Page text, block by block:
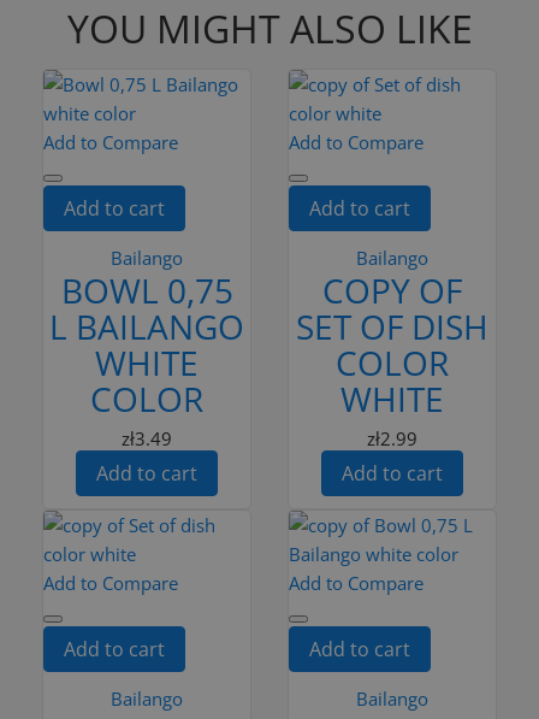
YOU MIGHT ALSO LIKE
Add to Compare
Add to cart
Bailango
BOWL 0,75
L BAILANGO
WHITE
COLOR
zł3.49
Add to cart
Add to Compare
Add to cart
Bailango
COPY OF
SET OF DISH
COLOR
WHITE
zł2.99
Add to cart
Add to Compare
Add to cart
Bailango
Add to Compare
Add to cart
Bailango